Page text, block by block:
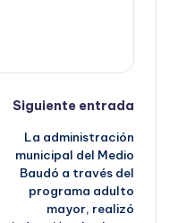
Siguiente entrada
La administración
municipal del Medio
Baudó a través del
programa adulto
mayor, realizó